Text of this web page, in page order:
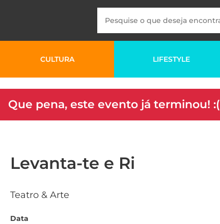
CULTURA LIFESTYLE
Que pena, este evento já terminou! :(
Levanta-te e Ri
Teatro & Arte
Data